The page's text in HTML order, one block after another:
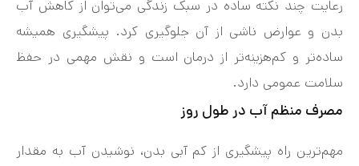
رعایت چند نکته ساده در سبک زندگی می‌توان از کاهش آب
بدن و عوارض ناشی از آن جلوگیری کرد. پیشگیری همیشه
ساده‌تر و کم‌هزینه‌تر از درمان است و نقش مهمی در حفظ
سلامت عمومی دارد.
مصرف منظم آب در طول روز
مهم‌ترین راه پیشگیری از کم‌ آبی بدن، نوشیدن آب به مقدار